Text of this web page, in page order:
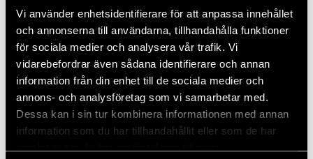
Vi använder enhetsidentifierare för att anpassa innehållet
och annonserna till användarna, tillhandahålla funktioner
för sociala medier och analysera vår trafik. Vi
vidarebefordrar även sådana identifierare och annan
information från din enhet till de sociala medier och
annons- och analysföretag som vi samarbetar med.
Dessa kan i sin tur kombinera informationen med annan
information som du har tillhandahållit eller som de har
Artikel skriven av
Redaktionen
Vi är hjärtat bakom allt innehåll på Wowto,